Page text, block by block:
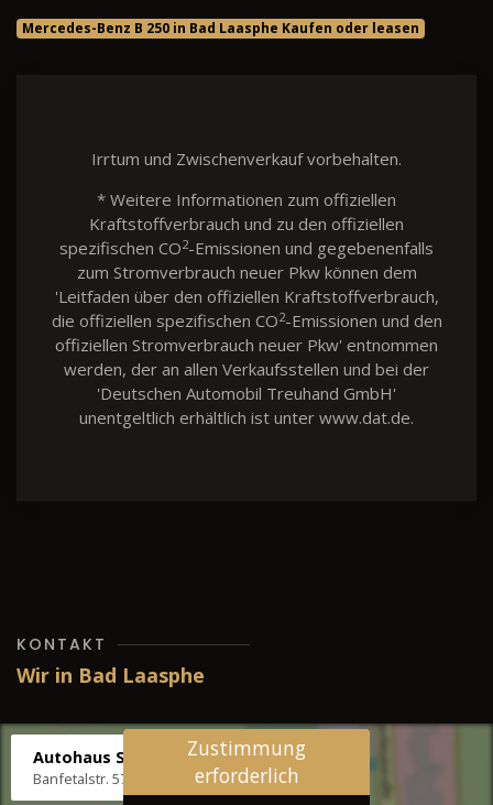
Mercedes-Benz B 250 in Bad Laasphe Kaufen oder leasen
Irrtum und Zwischenverkauf vorbehalten.
* Weitere Informationen zum offiziellen
Kraftstoffverbrauch und zu den offiziellen
spezifischen CO2-Emissionen und gegebenenfalls
zum Stromverbrauch neuer Pkw können dem
'Leitfaden über den offiziellen Kraftstoffverbrauch,
die offiziellen spezifischen CO2-Emissionen und den
offiziellen Stromverbrauch neuer Pkw' entnommen
werden, der an allen Verkaufsstellen und bei der
'Deutschen Automobil Treuhand GmbH'
unentgeltlich erhältlich ist unter www.dat.de.
KONTAKT
Wir in Bad Laasphe
Autohaus Stenger
Banfetalstr. 57, 57334 Bad Laasphe
Zustimmung
erforderlich